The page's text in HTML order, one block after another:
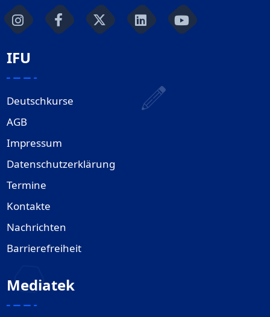
IFU
Deutschkurse
AGB
Impressum
Datenschutzerklärung
Termine
Kontakte
Nachrichten
Barrierefreiheit
Mediatek